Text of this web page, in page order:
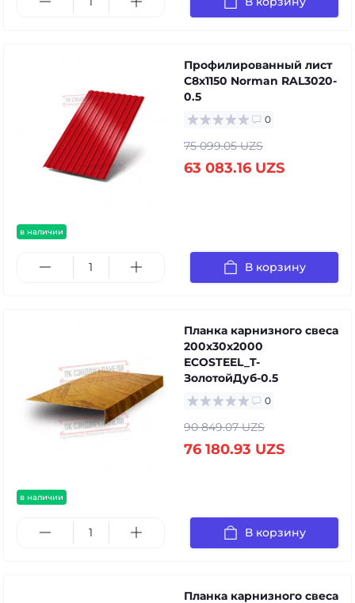
в наличии
Профилированный лист
С8х1150 Norman RAL3020-
0.5
0
75 099.05 UZS
63 083.16 UZS
В корзину
в наличии
Планка карнизного свеса
200х30х2000
ECOSTEEL_T-
ЗолотойДуб-0.5
0
90 849.07 UZS
76 180.93 UZS
В корзину
Планка карнизного свеса